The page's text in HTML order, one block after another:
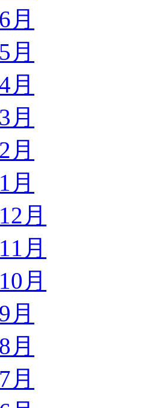
月
月
月
月
月
月
月
月
月
月
月
月